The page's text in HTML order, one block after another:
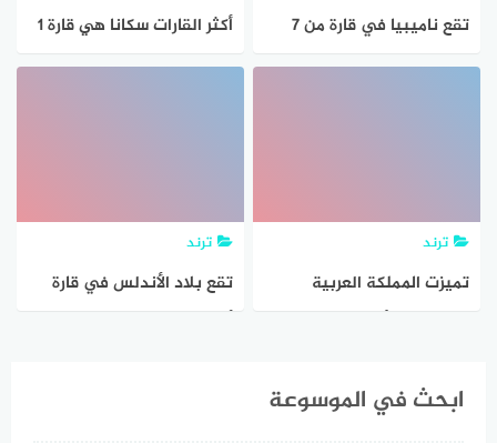
تقع ناميبيا في قارة من 7
حروف
أكثر القارات سكانا هي قارة 1
نقطة
ترند
تميزت المملكة العربية
ترند
تقع بلاد الأندلس في قارة
ابحث في الموسوعة